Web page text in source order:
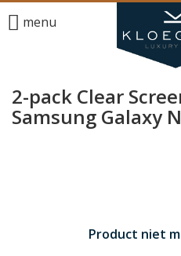
menu
2-pack Clear
Samsung Galaxy
Product niet